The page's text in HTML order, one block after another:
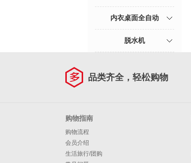
内衣桌面全自动
脱水机
品类齐全，轻松购物
购物指南
购物流程
会员介绍
生活旅行/团购